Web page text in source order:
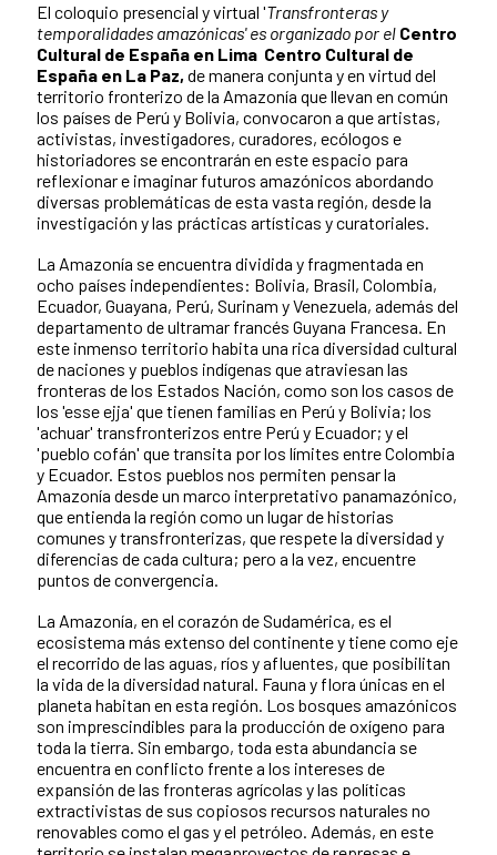
El coloquio presencial y virtual 'Transfronteras y
temporalidades amazónicas' es organizado por el Centro
Cultural de España en Lima Centro Cultural de
España en La Paz, de manera conjunta y en virtud del
territorio fronterizo de la Amazonía que llevan en común
los países de Perú y Bolivia, convocaron a que artistas,
activistas, investigadores, curadores, ecólogos e
historiadores se encontrarán en este espacio para
reflexionar e imaginar futuros amazónicos abordando
diversas problemáticas de esta vasta región, desde la
investigación y las prácticas artísticas y curatoriales.
La Amazonía se encuentra dividida y fragmentada en
ocho países independientes: Bolivia, Brasil, Colombia,
Ecuador, Guayana, Perú, Surinam y Venezuela, además del
departamento de ultramar francés Guyana Francesa. En
este inmenso territorio habita una rica diversidad cultural
de naciones y pueblos indígenas que atraviesan las
fronteras de los Estados Nación, como son los casos de
los 'esse ejja' que tienen familias en Perú y Bolivia; los
'achuar' transfronterizos entre Perú y Ecuador; y el
'pueblo cofán' que transita por los límites entre Colombia
y Ecuador. Estos pueblos nos permiten pensar la
Amazonía desde un marco interpretativo panamazónico,
que entienda la región como un lugar de historias
comunes y transfronterizas, que respete la diversidad y
diferencias de cada cultura; pero a la vez, encuentre
puntos de convergencia.
La Amazonía, en el corazón de Sudamérica, es el
ecosistema más extenso del continente y tiene como eje
el recorrido de las aguas, ríos y afluentes, que posibilitan
la vida de la diversidad natural. Fauna y flora únicas en el
planeta habitan en esta región. Los bosques amazónicos
son imprescindibles para la producción de oxígeno para
toda la tierra. Sin embargo, toda esta abundancia se
encuentra en conflicto frente a los intereses de
expansión de las fronteras agrícolas y las políticas
extractivistas de sus copiosos recursos naturales no
renovables como el gas y el petróleo. Además, en este